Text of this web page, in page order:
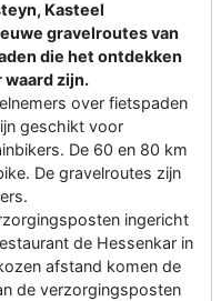
Kasteel
gravelroutes van
die het ontdekken
waard zijn.
over fietspaden
geschikt voor
De 60 en 80 km
De gravelroutes zijn
ingericht
de Hessenkar in
afstand komen de
de verzorgingsposten